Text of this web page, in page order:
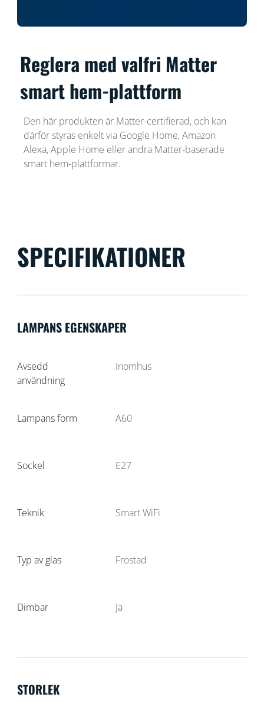
Reglera med valfri Matter
smart hem-plattform
Den här produkten är Matter-certifierad, och kan
därför styras enkelt via Google Home, Amazon
Alexa, Apple Home eller andra Matter-baserade
smart hem-plattformar.
SPECIFIKATIONER
LAMPANS EGENSKAPER
Avsedd
användning
Inomhus
Lampans form A60
Sockel E27
Teknik Smart WiFi
Typ av glas Frostad
Dimbar Ja
STORLEK